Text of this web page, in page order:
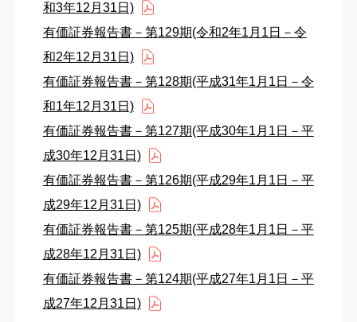
和3年12月31日)
有価証券報告書－第129期(令和2年1月1日－令
和2年12月31日)
有価証券報告書－第128期(平成31年1月1日－令
和1年12月31日)
有価証券報告書－第127期(平成30年1月1日－平
成30年12月31日)
有価証券報告書－第126期(平成29年1月1日－平
成29年12月31日)
有価証券報告書－第125期(平成28年1月1日－平
成28年12月31日)
有価証券報告書－第124期(平成27年1月1日－平
成27年12月31日)